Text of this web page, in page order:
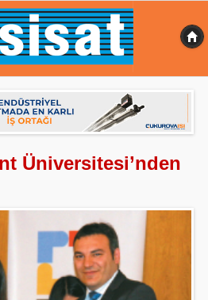
Üniversitesi’nden
0,352 sn